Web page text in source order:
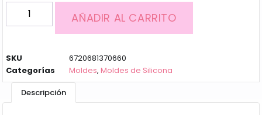
AÑADIR AL CARRITO
SKU
6720681370660
Categorías
Moldes,Moldes de Silicona
Descripción